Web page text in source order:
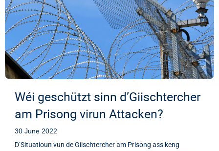
Wéi geschützt sinn d’Giischtercher
am Prisong virun Attacken?
30 June 2022
D’Situatioun vun de Giischtercher am Prisong ass keng